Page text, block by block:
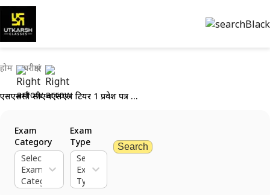
होम परीक्षाएं
एसएससी सीएचएसएल टियर 1 प्रवेश पत्र 2024 (जारी): इसे डाउनलोड करें
Exam
Category
Select
Exam
Category
Exam
Type
Select
Exam
Type
Search